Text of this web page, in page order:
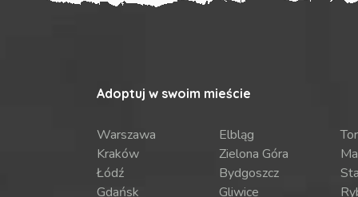
Adoptuj w swoim mieście
Warszawa
Kraków
Łódź
Gdańsk
Elbląg
Zielona Góra
Bydgoszcz
Gliwice